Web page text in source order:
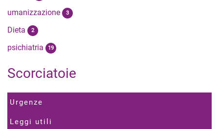
umanizzazione 3
Dieta 2
psichiatria 19
Scorciatoie
Urgenze
Leggi utili